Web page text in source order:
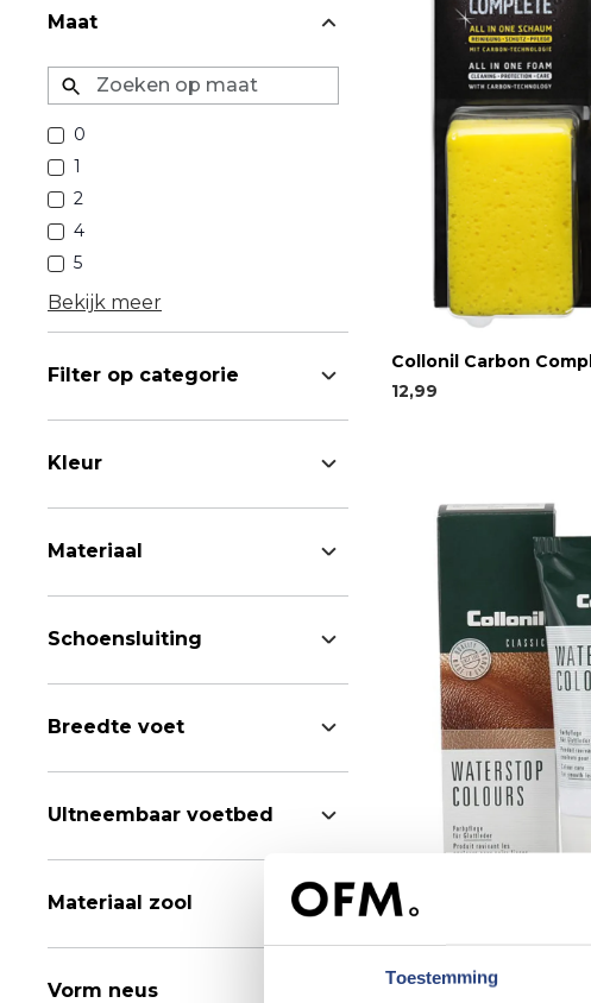
Toestemming
Maat
Zoeken op maat
0
1
2
4
5
Bekijk meer
Filter op categorie
Kleur
Materiaal
Schoensluiting
Breedte voet
UItneembaar voetbed
Materiaal zool
Vorm neus
Collonil Carbon
12,99